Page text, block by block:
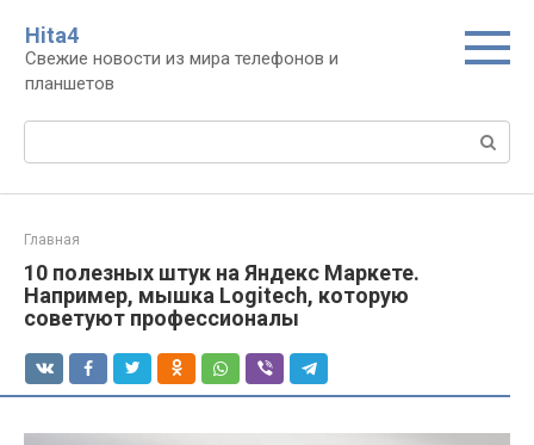
контенту
Нita4
Свежие новости из мира телефонов и
планшетов
Поиск:
Главная
10 полезных штук на Яндекс Маркете.
Например, мышка Logitech, которую
советуют профессионалы